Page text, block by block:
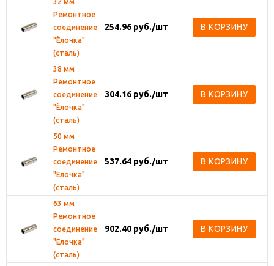
Ремонтное
соединение
"Ёлочка"
(сталь)
254.96 руб./шт В КОРЗИНУ
38 мм
Ремонтное
соединение
"Ёлочка"
(сталь)
304.16 руб./шт В КОРЗИНУ
50 мм
Ремонтное
соединение
"Ёлочка"
(сталь)
537.64 руб./шт В КОРЗИНУ
63 мм
Ремонтное
соединение
"Ёлочка"
(сталь)
902.40 руб./шт В КОРЗИНУ